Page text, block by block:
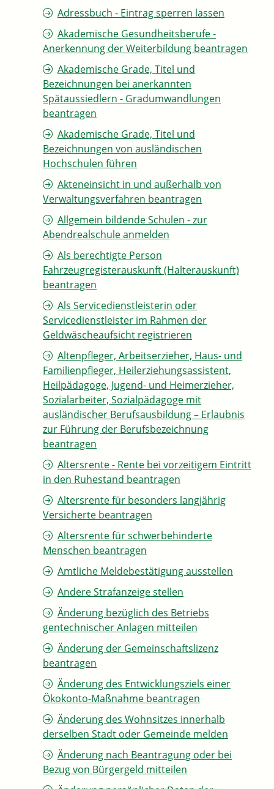
Adressbuch - Eintrag sperren lassen
Akademische Gesundheitsberufe -
Anerkennung der Weiterbildung beantragen
Akademische Grade, Titel und
Bezeichnungen bei anerkannten
Spätaussiedlern - Gradumwandlungen
beantragen
Akademische Grade, Titel und
Bezeichnungen von ausländischen
Hochschulen führen
Akteneinsicht in und außerhalb von
Verwaltungsverfahren beantragen
Allgemein bildende Schulen - zur
Abendrealschule anmelden
Als berechtigte Person
Fahrzeugregisterauskunft (Halterauskunft)
beantragen
Als Servicedienstleisterin oder
Servicedienstleister im Rahmen der
Geldwäscheaufsicht registrieren
Altenpfleger, Arbeitserzieher, Haus- und
Familienpfleger, Heilerziehungsassistent,
Heilpädagoge, Jugend- und Heimerzieher,
Sozialarbeiter, Sozialpädagoge mit
ausländischer Berufsausbildung – Erlaubnis
zur Führung der Berufsbezeichnung
beantragen
Altersrente - Rente bei vorzeitigem Eintritt
in den Ruhestand beantragen
Altersrente für besonders langjährig
Versicherte beantragen
Altersrente für schwerbehinderte
Menschen beantragen
Amtliche Meldebestätigung ausstellen
Andere Strafanzeige stellen
Änderung bezüglich des Betriebs
gentechnischer Anlagen mitteilen
Änderung der Gemeinschaftslizenz
beantragen
Änderung des Entwicklungsziels einer
Ökokonto-Maßnahme beantragen
Änderung des Wohnsitzes innerhalb
derselben Stadt oder Gemeinde melden
Änderung nach Beantragung oder bei
Bezug von Bürgergeld mitteilen